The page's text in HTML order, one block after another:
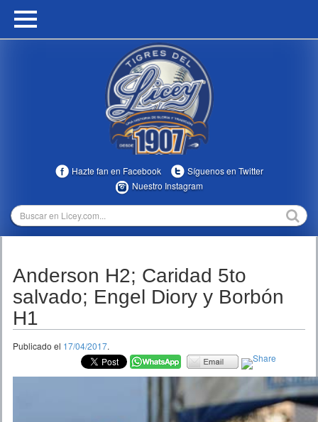
HOME
MULTIMEDIA
TEMPORADAS
Hazte fan en Facebook
Síguenos en Twitter
Nuestro Instagram
Anderson H2; Caridad 5to
salvado; Engel Diory y Borbón
H1
Publicado el 17/04/2017.